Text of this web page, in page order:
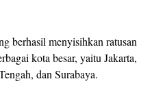
berhasil menyisihkan ratusan
kota besar, yaitu Jakarta,
dan Surabaya.